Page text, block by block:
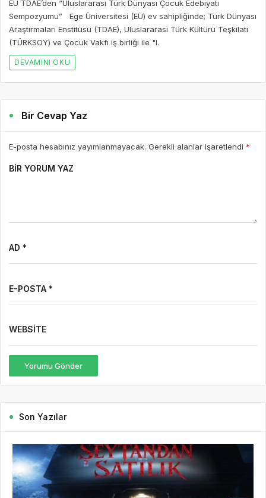
EÜ TDAE’den “Uluslararası Türk Dünyası Çocuk Edebiyatı
Sempozyumu” Ege Üniversitesi (EÜ) ev sahipliğinde; Türk Dünyası
Araştırmaları Enstitüsü (TDAE), Uluslararası Türk Kültürü Teşkilatı
(TÜRKSOY) ve Çocuk Vakfı iş birliği ile "I.
DEVAMINI OKU
Bir Cevap Yaz
E-posta hesabınız yayımlanmayacak. Gerekli alanlar işaretlendi *
BIR YORUM YAZ
AD *
E-POSTA *
WEBSITE
Yorumu Gönder
Son Yazılar